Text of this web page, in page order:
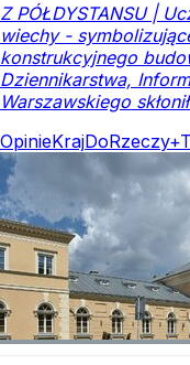
Z PÓŁDYSTANSU |
wiechy -
konstrukcyjnego
Dziennikarstwa,
Warszawskiego
OpinieKrajDoRzeczy+